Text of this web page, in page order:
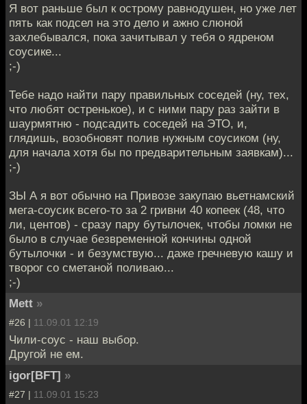
Я вот раньше был к острому равнодушен, но уже лет
пять как подсел на это дело и ажно слюной
захлебывался, пока зачитывал у тебя о ядреном
соусике...
;-)
Тебе надо найти пару правильных соседей (ну, тех,
что любят остренькое), и с ними пару раз зайти в
шаурмятню - подсадить соседей на ЭТО, и,
глядишь, возобновят полив нужным соусиком (ну,
для начала хотя бы по предварительным заявкам)...
;-)
ЗЫ А я вот обычно на Привозе закупаю вьетнамский
мега-соусик всего-то за 2 гривни 40 копеек (48, что
ли, центов) - сразу пару бутылочек, чтобы ломки не
было в случае безвременной кончины одной
бутылочки - и безумствую... даже гречневую кашу и
творог со сметаной поливаю...
;-)
Mett »
#26 | 11.09.01 12:19
Чили-соус - наш выбор.
Другой не ем.
igor[BFT] »
#27 | 11.09.01 15:23